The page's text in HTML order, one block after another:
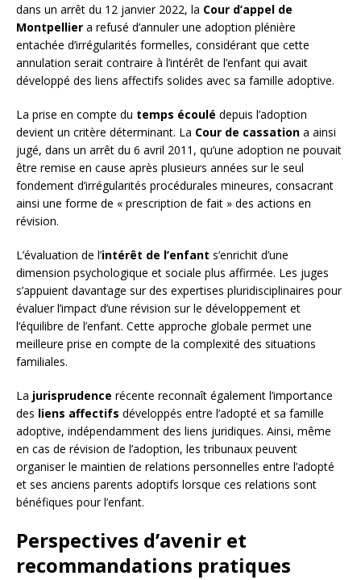
dans un arrêt du 12 janvier 2022, la Cour d’appel de
Montpellier a refusé d’annuler une adoption plénière
entachée d’irrégularités formelles, considérant que cette
annulation serait contraire à l’intérêt de l’enfant qui avait
développé des liens affectifs solides avec sa famille adoptive.
La prise en compte du temps écoulé depuis l’adoption
devient un critère déterminant. La Cour de cassation a ainsi
jugé, dans un arrêt du 6 avril 2011, qu’une adoption ne pouvait
être remise en cause après plusieurs années sur le seul
fondement d’irrégularités procédurales mineures, consacrant
ainsi une forme de « prescription de fait » des actions en
révision.
L’évaluation de l’intérêt de l’enfant s’enrichit d’une
dimension psychologique et sociale plus affirmée. Les juges
s’appuient davantage sur des expertises pluridisciplinaires pour
évaluer l’impact d’une révision sur le développement et
l’équilibre de l’enfant. Cette approche globale permet une
meilleure prise en compte de la complexité des situations
familiales.
La jurisprudence récente reconnaît également l’importance
des liens affectifs développés entre l’adopté et sa famille
adoptive, indépendamment des liens juridiques. Ainsi, même
en cas de révision de l’adoption, les tribunaux peuvent
organiser le maintien de relations personnelles entre l’adopté
et ses anciens parents adoptifs lorsque ces relations sont
bénéfiques pour l’enfant.
Perspectives d’avenir et
recommandations pratiques